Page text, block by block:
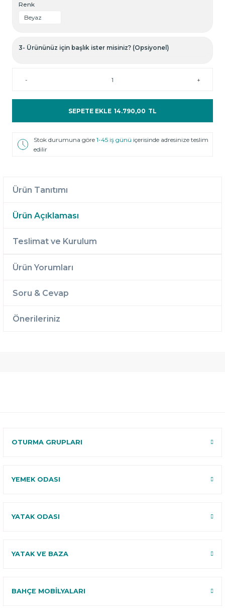
Renk
Beyaz
3- Ürününüz için başlık ister misiniz? (Opsiyonel)
- +
SEPETE EKLE 14.790,00 TL
Stok durumuna göre1-45 iş günü içerisinde adresinize teslim
edilir
Ürün Tanıtımı
Ürün Açıklaması
Teslimat ve Kurulum
Ürün Yorumları
Soru & Cevap
Önerileriniz
OTURMA GRUPLARI
YEMEK ODASI
YATAK ODASI
YATAK VE BAZA
BAHÇE MOBİLYALARI